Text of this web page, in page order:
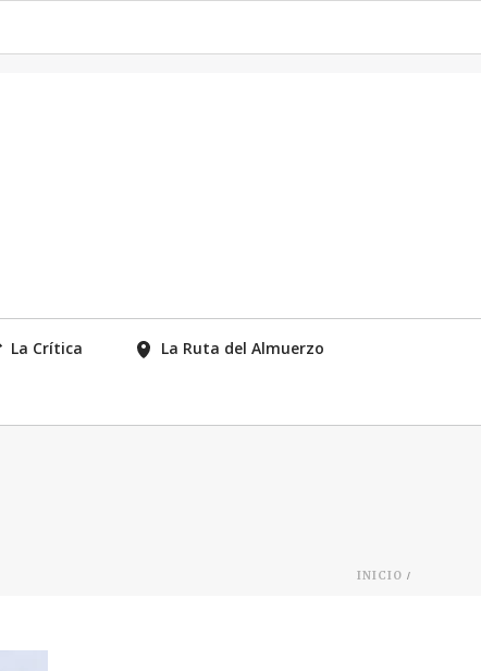
La Crítica La Ruta del Almuerzo
INICIO /